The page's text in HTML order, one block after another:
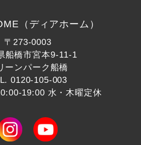
（ディアホーム）
〒273-0003
船橋市宮本9-11-1
ーンパーク船橋
0120-105-003
19:00 水・木曜定休